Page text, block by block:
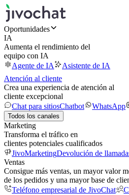
Oportunidades
IA
Aumenta el rendimiento del
equipo con IA
Agente de IA
Asistente de IA
Atención al cliente
Crea una experiencia de atención al
cliente excepcional
Chat para sitiosChatbot WhatsApp
Todos los canales
Marketing
Transforma el tráfico en
clientes potenciales cualificados
JivoMarketingDevolución de
Ventas
Consigue más ventas, un mayor valor
de los pedidos y una mayor base de
Teléfono empresarial de JivoChat